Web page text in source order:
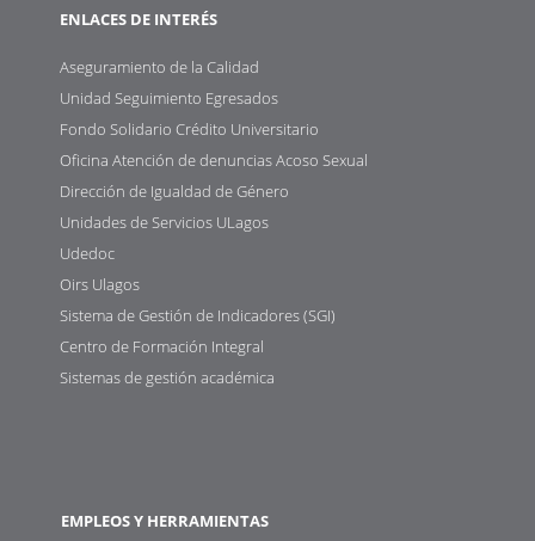
ENLACES DE INTERÉS
Aseguramiento de la Calidad
Unidad Seguimiento Egresados
Fondo Solidario Crédito Universitario
Oficina Atención de denuncias Acoso Sexual
Dirección de Igualdad de Género
Unidades de Servicios ULagos
Udedoc
Oirs Ulagos
Sistema de Gestión de Indicadores (SGI)
Centro de Formación Integral
Sistemas de gestión académica
EMPLEOS Y HERRAMIENTAS